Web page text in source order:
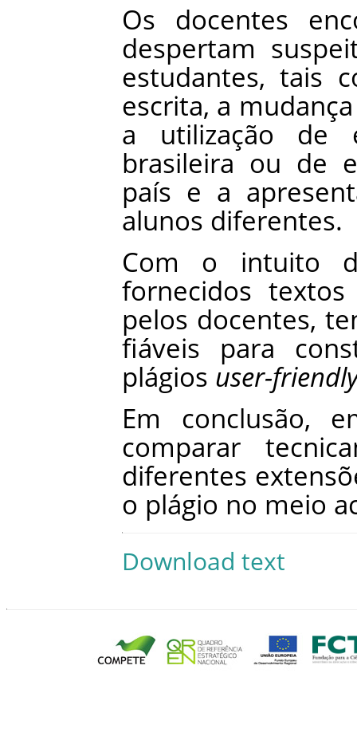
Os docentes
despertam
estudantes, tais
escrita, a mudança
a
utilização de
brasileira ou de
país e a
alunos diferentes.
Com
o intuito
fornecidos textos
pelos docentes,
fiáveis
para
plágios user-
Em
conclusão,
comparar
diferentes
o plágio no meio
Download text